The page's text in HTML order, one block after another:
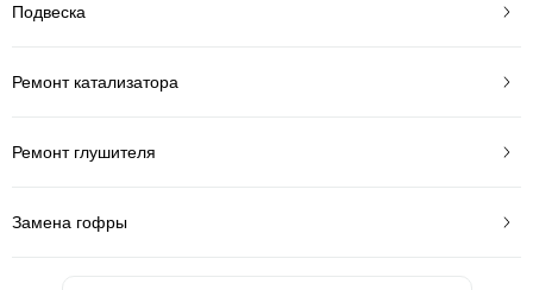
Подвеска
Ремонт катализатора
Ремонт глушителя
Замена гофры